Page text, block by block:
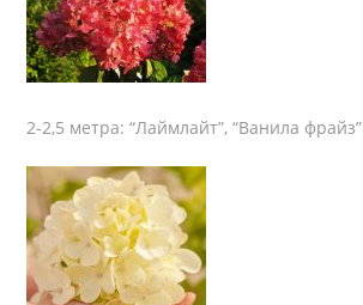
2-2,5 метра: “Лаймлайт”, “Ванила фрайз”